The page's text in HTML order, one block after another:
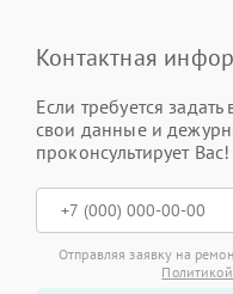
Контактная
Если требуется задать
свои данные и
проконсультирует Вас!
Отправляя заявку на